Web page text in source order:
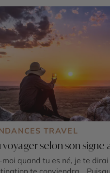
TRAVEL
voyager selon son signe
moi quand tu es né, je te